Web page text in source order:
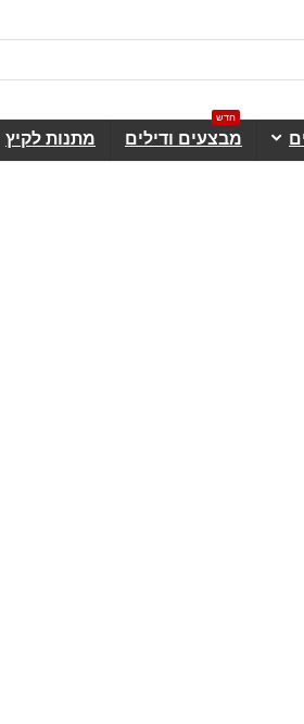
מבצעים ודילים
חדש
מתנות לקיץ